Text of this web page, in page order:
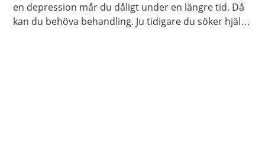
en depression mår du dåligt under en längre tid. Då
kan du behöva behandling. Ju tidigare du söker hjälp,